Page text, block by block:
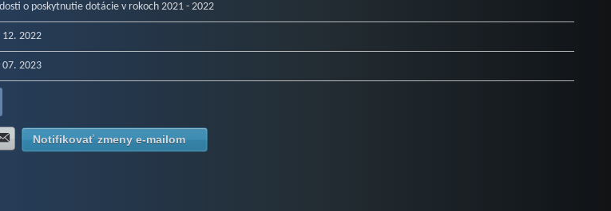
o poskytnutie dotácie v rokoch 2021 - 2022
12. 2022
07. 2023
na Pinterest
na Twitter
Zdielať na E-mail
Notifikovať zmeny e-mailom